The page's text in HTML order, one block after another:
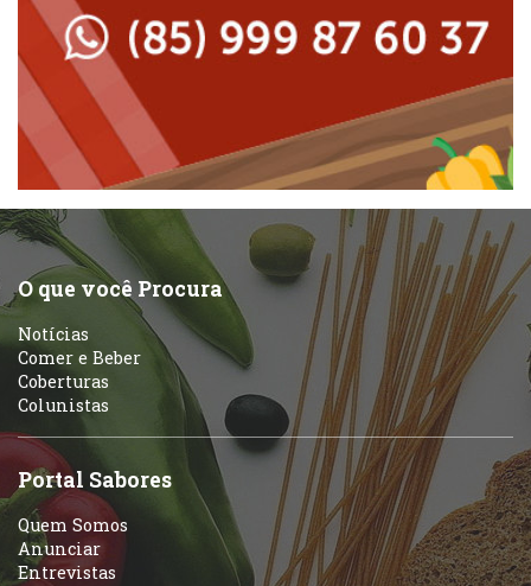
Massas
Peixes e Frutos do Mar
Pizzarias
Portuguesa
Self-service
Sobremesas e sorvetes
Peixes e Frutos do Mar
Pizzarias
Portuguesa
Sobremesas e sorvetes
Variados
O que você Procura
Notícias
Comer e Beber
Coberturas
Colunistas
Portal Sabores
Quem Somos
Anunciar
Entrevistas